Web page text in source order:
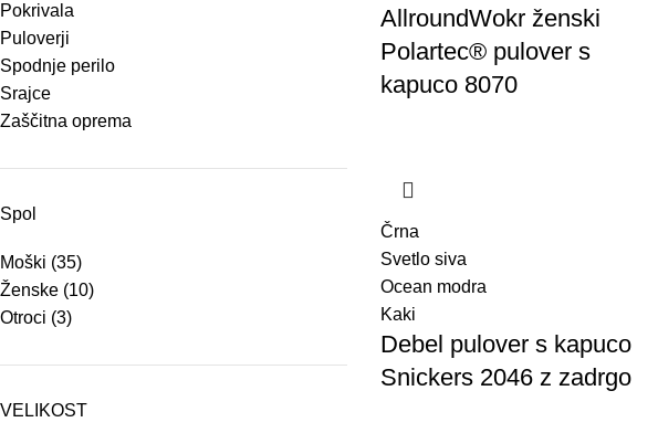
Pokrivala
Puloverji
Spodnje perilo
Srajce
Zaščitna oprema
Spol
Moški (35)
Ženske (10)
Otroci (3)
VELIKOST
AllroundWokr ženski
Polartec® pulover s
kapuco 8070
Črna
Svetlo siva
Ocean modra
Kaki
Debel pulover s kapuco
Snickers 2046 z zadrgo